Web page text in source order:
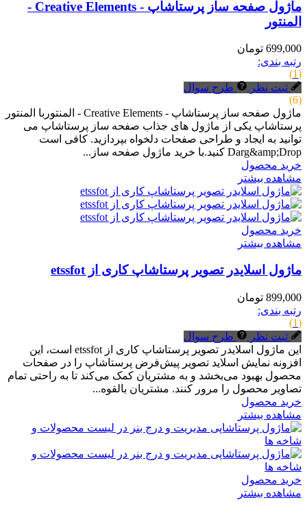
ماژول صفحه ساز پرستاشاپ - Creative Elements -
المنتور
699,000 تومان
رتبه بندی:
(1)
ثبت نظر
طرح سوال
(6)
ماژول صفحه ساز پرستاشاپ - Creative Elements - المنتوربا المنتور
پرستاشاپ یکی از ماژول های جذاب صفحه ساز پرستاشاپ می
توانید به ایجاد و طراحی صفحات دلخواه بپردازید. کافی است
Darg&amp;Drop کنید.با خرید ماژول صفحه ساز...
خرید محصول
مشاهده بیشتر
خرید محصول
مشاهده بیشتر
ماژول اسلایدر تصویر پرستاشاپ کاری از etssfot
899,000 تومان
رتبه بندی:
(1)
ثبت نظر
طرح سوال
این ماژول اسلایدر تصویر پرستاشاپ کاری از etssfot است، این
افزونه نمایش اسلاید تصویر پیش‌فرض پرستاشاپ را در صفحات
محصول بهبود می‌بخشد و به مشتریان کمک می‌کند تا به راحتی تمام
تصاویر محصول را مرور کنند. مشتریان بالقوه...
خرید محصول
مشاهده بیشتر
خرید محصول
مشاهده بیشتر